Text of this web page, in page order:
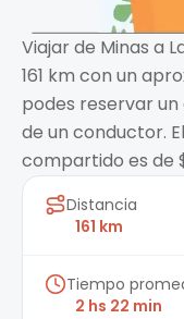
Viajar de Minas a
161 km con un
podes reservar
de un conductor.
compartido es de
Distancia
161 km
Tiempo
2 hs 22 min